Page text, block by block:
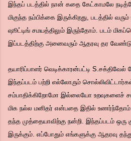
இந்தப் படத்தில் நான் கதை கேட்காமலே
மிகுந்த நம்பிக்கை இருக்கிறது, படத்தில்
ஷூட்டிங் சமயத்திலும் இருந்தோம். படம்
இப்படத்திற்கு அனைவரும் ஆதரவு தர
தயாரிப்பாளர் வெடிக்காரன்பட்டி S.சக்திவேல்
இந்தப்படம் பற்றி எல்லோரும்
சம்பாதிக்கிறோமோ இல்லையோ உறவுகளைச்
மிக நல்ல மனிதர் என்பதை இதில்
தந்த முத்தையாவிற்கு நன்றி. இந்தப்படம் ஒரு
இருக்கும். எப்போதும் எங்களுக்கு ஆதரவு